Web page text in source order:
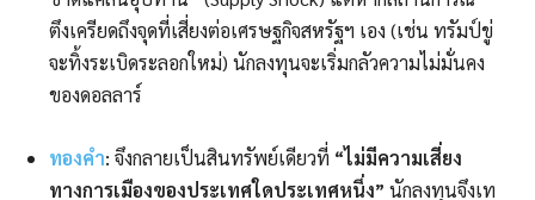
ตึงเครียดถึงจุดที่เสี่ยงต่อเศรษฐกิจสหรัฐฯ เอง (เช่น ทรัมป์ขู่
จะทิ้งระเบิดระลอกใหม่) นักลงทุนจะเริ่มกลัวความไม่มั่นคง
ของดอลลาร์
ทองคำ: จึงกลายเป็นสินทรัพย์เดียวที่ “ไม่มีความเสี่ยง
ทางการเมืองของประเทศใดประเทศหนึ่ง” นักลงทุนจึงเท